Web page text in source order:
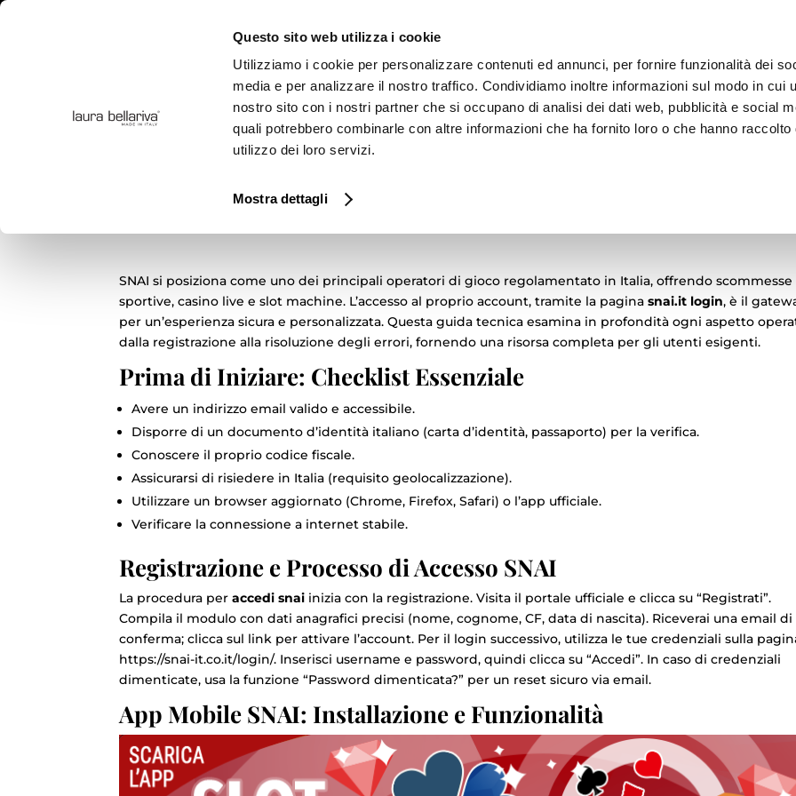
Questo sito web utilizza i cookie
Utilizziamo i cookie per personalizzare contenuti ed annunci, per fornire funzionalità dei
media e per analizzare il nostro traffico. Condividiamo inoltre informazioni sul modo in cui
nostro sito con i nostri partner che si occupano di analisi dei dati web, pubblicità e social
quali potrebbero combinarle con altre informazioni che ha fornito loro o che hanno raccolto
utilizzo dei loro servizi.
Mostra dettagli
COLLEZIONE ADV BRAND ARCHIVIO
SNAI.it Login Decodificato: Manuale Tecnico su Accedi,
SNAI si posiziona come uno dei principali operatori di gioco regolamentato in Italia, offrendo scommesse
sportive, casino live e slot machine. L’accesso al proprio account, tramite la paginasnai.it login, è il
per un’esperienza sicura e personalizzata. Questa guida tecnica esamina in profondità ogni aspetto
dalla registrazione alla risoluzione degli errori, fornendo una risorsa completa per gli utenti esigenti.
Prima di Iniziare: Checklist Essenziale
Avere un indirizzo email valido e accessibile.
Disporre di un documento d’identità italiano (carta d’identità, passaporto) per la verifica.
Conoscere il proprio codice fiscale.
Assicurarsi di risiedere in Italia (requisito geolocalizzazione).
Utilizzare un browser aggiornato (Chrome, Firefox, Safari) o l’app ufficiale.
Verificare la connessione a internet stabile.
Registrazione e Processo di Accesso SNAI
La procedura peraccedi snai inizia con la registrazione. Visita il portale ufficiale e clicca su “Registrati”.
Compila il modulo con dati anagrafici precisi (nome, cognome, CF, data di nascita). Riceverai una email di
conferma; clicca sul link per attivare l’account. Per il login successivo, utilizza le tue credenziali sulla
https://snai-it.co.it/login/. Inserisci username e password, quindi clicca su “Accedi”. In caso di credenziali
dimenticate, usa la funzione “Password dimenticata?” per un reset sicuro via email.
App Mobile SNAI: Installazione e Funzionalità